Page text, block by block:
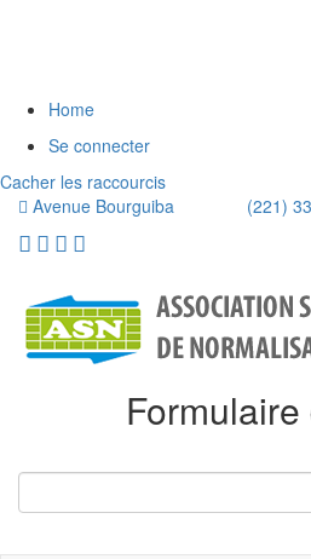
Home
Se connecter
Cacher les raccourcis
Avenue Bourguiba (221) 33